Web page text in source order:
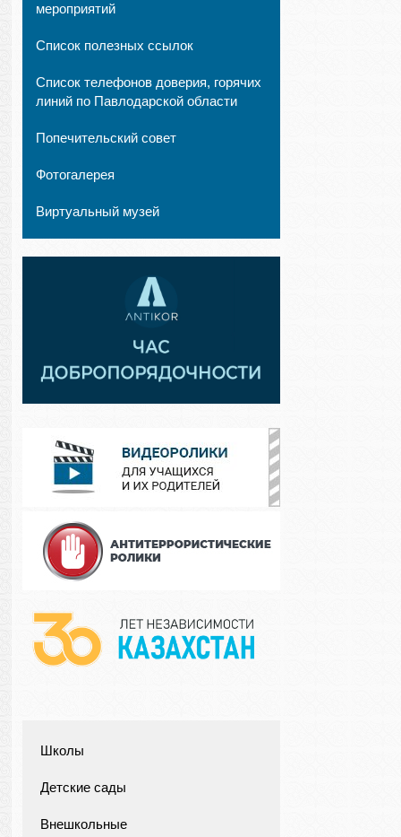
мероприятий
Список полезных ссылок
Список телефонов доверия, горячих
линий по Павлодарской области
Попечительский совет
Фотогалерея
Виртуальный музей
Школы
Детские сады
Внешкольные